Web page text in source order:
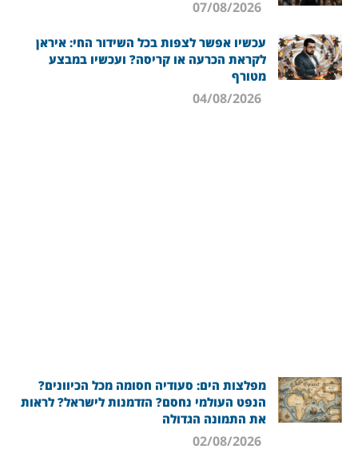
עכשיו אפשר לצפות בכל השידור החי: איראן
לקראת הכרעה או קריסה? ועכשיו במבצע
מטורף
מפלצות הים: סעודיה חסומה מכל הכיוונים?
הנפט העולמי נחסם? הזדמנות לישראל? לראות
את התמונה הגדולה